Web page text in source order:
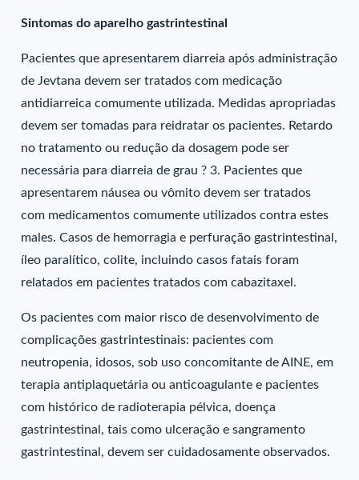
Sintomas do aparelho gastrintestinal
Pacientes que apresentarem diarreia após administração
de Jevtana devem ser tratados com medicação
antidiarreica comumente utilizada. Medidas apropriadas
devem ser tomadas para reidratar os pacientes. Retardo
no tratamento ou redução da dosagem pode ser
necessária para diarreia de grau ? 3. Pacientes que
apresentarem náusea ou vômito devem ser tratados
com medicamentos comumente utilizados contra estes
males. Casos de hemorragia e perfuração gastrintestinal,
íleo paralítico, colite, incluindo casos fatais foram
relatados em pacientes tratados com cabazitaxel.
Os pacientes com maior risco de desenvolvimento de
complicações gastrintestinais: pacientes com
neutropenia, idosos, sob uso concomitante de AINE, em
terapia antiplaquetária ou anticoagulante e pacientes
com histórico de radioterapia pélvica, doença
gastrintestinal, tais como ulceração e sangramento
gastrintestinal, devem ser cuidadosamente observados.